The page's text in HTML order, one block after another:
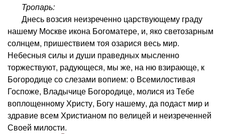
Тропарь:
Днесь возсия неизреченно царствующему граду
нашему Москве икона Богоматере, и, яко светозарным
солнцем, пришествием тоя озарися весь мир.
Небесныя силы и души праведных мысленно
торжествуют, радующеся, мы же, на ню взирающе, к
Богородице со слезами вопием: о Всемилостивая
Госпоже, Владычице Богородице, молися из Тебе
воплощенному Христу, Богу нашему, да подаст мир и
здравие всем Христианом по велицей и неизреченней
Своей милости.